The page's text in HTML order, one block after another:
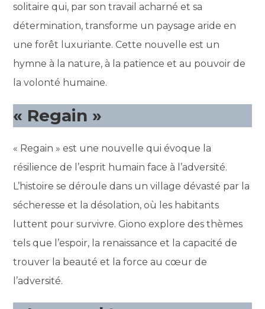
solitaire qui, par son travail acharné et sa
détermination, transforme un paysage aride en
une forêt luxuriante. Cette nouvelle est un
hymne à la nature, à la patience et au pouvoir de
la volonté humaine.
« Regain »
« Regain » est une nouvelle qui évoque la
résilience de l’esprit humain face à l’adversité.
L’histoire se déroule dans un village dévasté par la
sécheresse et la désolation, où les habitants
luttent pour survivre. Giono explore des thèmes
tels que l’espoir, la renaissance et la capacité de
trouver la beauté et la force au cœur de
l’adversité.